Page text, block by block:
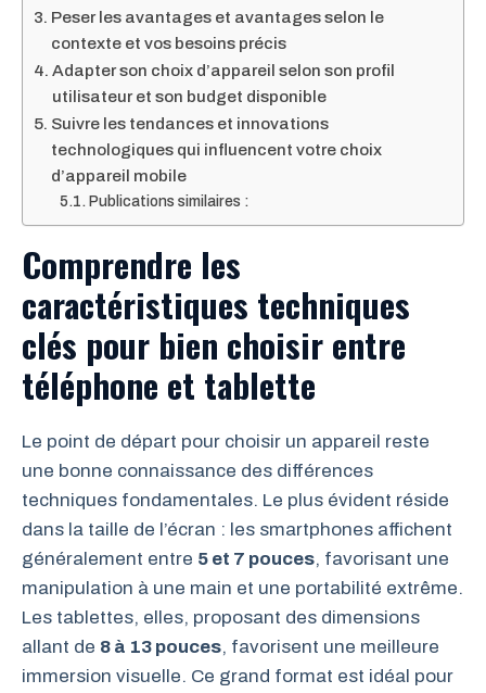
Peser les avantages et avantages selon le
contexte et vos besoins précis
Adapter son choix d’appareil selon son profil
utilisateur et son budget disponible
Suivre les tendances et innovations
technologiques qui influencent votre choix
d’appareil mobile
Publications similaires :
Comprendre les
caractéristiques techniques
clés pour bien choisir entre
téléphone et tablette
Le point de départ pour choisir un appareil reste
une bonne connaissance des différences
techniques fondamentales. Le plus évident réside
dans la taille de l’écran : les smartphones affichent
généralement entre 5 et 7 pouces, favorisant une
manipulation à une main et une portabilité extrême.
Les tablettes, elles, proposant des dimensions
allant de 8 à 13 pouces, favorisent une meilleure
immersion visuelle. Ce grand format est idéal pour